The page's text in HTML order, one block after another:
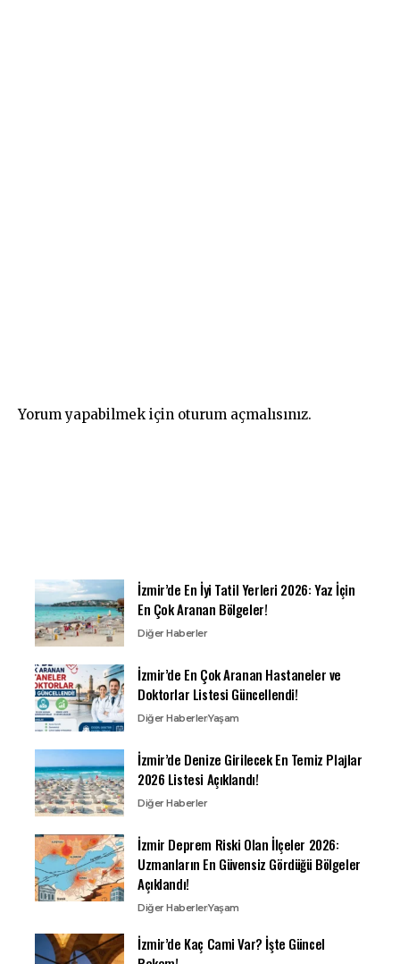
Yorum yapabilmek için oturum açmalısınız.
İzmir’de En İyi Tatil Yerleri 2026: Yaz İçin
En Çok Aranan Bölgeler!
Diğer Haberler
İzmir’de En Çok Aranan Hastaneler ve
Doktorlar Listesi Güncellendi!
Diğer HaberlerYaşam
İzmir’de Denize Girilecek En Temiz Plajlar
2026 Listesi Açıklandı!
Diğer Haberler
İzmir Deprem Riski Olan İlçeler 2026:
Uzmanların En Güvensiz Gördüğü Bölgeler
Açıklandı!
Diğer HaberlerYaşam
İzmir’de Kaç Cami Var? İşte Güncel